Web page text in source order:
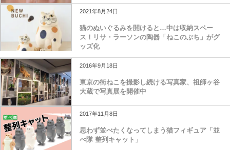
2021年8月24日
猫のぬいぐるみを開けると…中は収納スペー
ス！リサ・ラーソンの陶器「ねこのぶち」がグ
ッズ化
2016年9月18日
東京の街ねこを撮影し続ける写真家、祖師ヶ谷
大蔵で写真展を開催中
2017年11月8日
思わず並べたくなってしまう猫フィギュア「並
べ隊 整列キャット」